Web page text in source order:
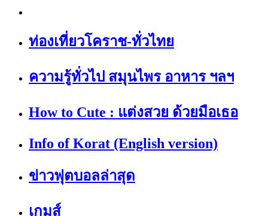
ท่องเที่ยวโคราช-ทั่วไทย
ความรู้ทั่วไป สมุนไพร อาหาร ฯลฯ
How to Cute : แต่งสวย ด้วยมือเธอ
Info of Korat (English version)
ข่าวฟุตบอลล่าสุด
เกมส์